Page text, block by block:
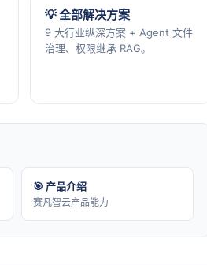
💡 全部解决方案
9 大行业纵深方案 + Agent 文件
治理、权限继承 RAG。
🎯 产品介绍
赛凡智云产品能力